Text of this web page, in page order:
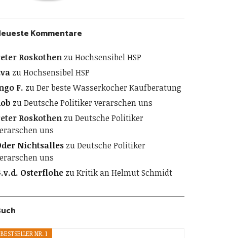
Kommentare
RoskothenzuHochsensibel HSP
zuHochsensibel HSP
F. zuDer beste Wasserkocher Kaufberatung
zuDeutsche Politiker verarschen uns
RoskothenzuDeutsche Politiker
uns
NichtsalleszuDeutsche Politiker
uns
OsterflohezuKritik an Helmut Schmidt
BESTSELLER NR. 1